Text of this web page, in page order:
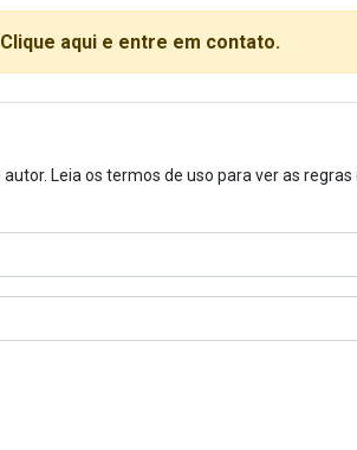
Clique aqui e entre em contato.
Leia os termos de uso para ver as